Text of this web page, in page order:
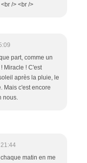
/> <br />
part, comme un
Miracle ! C'est
après la pluie, le
Mais c'est encore
nous.
matin en me